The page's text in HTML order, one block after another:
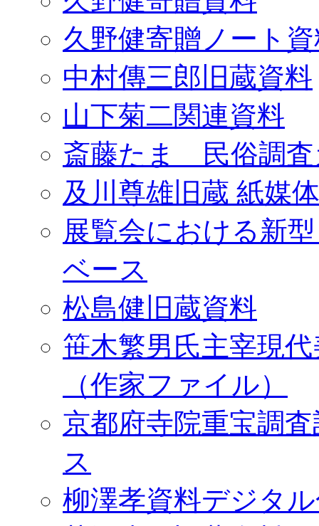
久野健寄贈ノート
中村傳三郎旧蔵資料
山下菊二関連資料
斎藤たま 民俗調査
及川尊雄旧蔵 紙媒
展覧会における新
ベース
松島健旧蔵資料
笹木繁男氏主宰現
（作家ファイル）
京都府寺院重宝調
ス
柳澤孝資料デジタ